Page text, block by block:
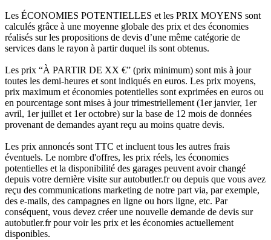
Les ÉCONOMIES POTENTIELLES et les PRIX MOYENS sont
calculés grâce à une moyenne globale des prix et des économies
réalisés sur les propositions de devis d’une même catégorie de
services dans le rayon à partir duquel ils sont obtenus.
Les prix “À PARTIR DE XX €” (prix minimum) sont mis à jour
toutes les demi-heures et sont indiqués en euros. Les prix moyens,
prix maximum et économies potentielles sont exprimées en euros ou
en pourcentage sont mises à jour trimestriellement (1er janvier, 1er
avril, 1er juillet et 1er octobre) sur la base de 12 mois de données
provenant de demandes ayant reçu au moins quatre devis.
Les prix annoncés sont TTC et incluent tous les autres frais
éventuels. Le nombre d'offres, les prix réels, les économies
potentielles et la disponibilité des garages peuvent avoir changé
depuis votre dernière visite sur autobutler.fr ou depuis que vous avez
reçu des communications marketing de notre part via, par exemple,
des e-mails, des campagnes en ligne ou hors ligne, etc. Par
conséquent, vous devez créer une nouvelle demande de devis sur
autobutler.fr pour voir les prix et les économies actuellement
disponibles.